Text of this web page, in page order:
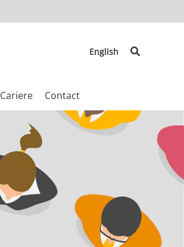
English Search
Cariere Contact